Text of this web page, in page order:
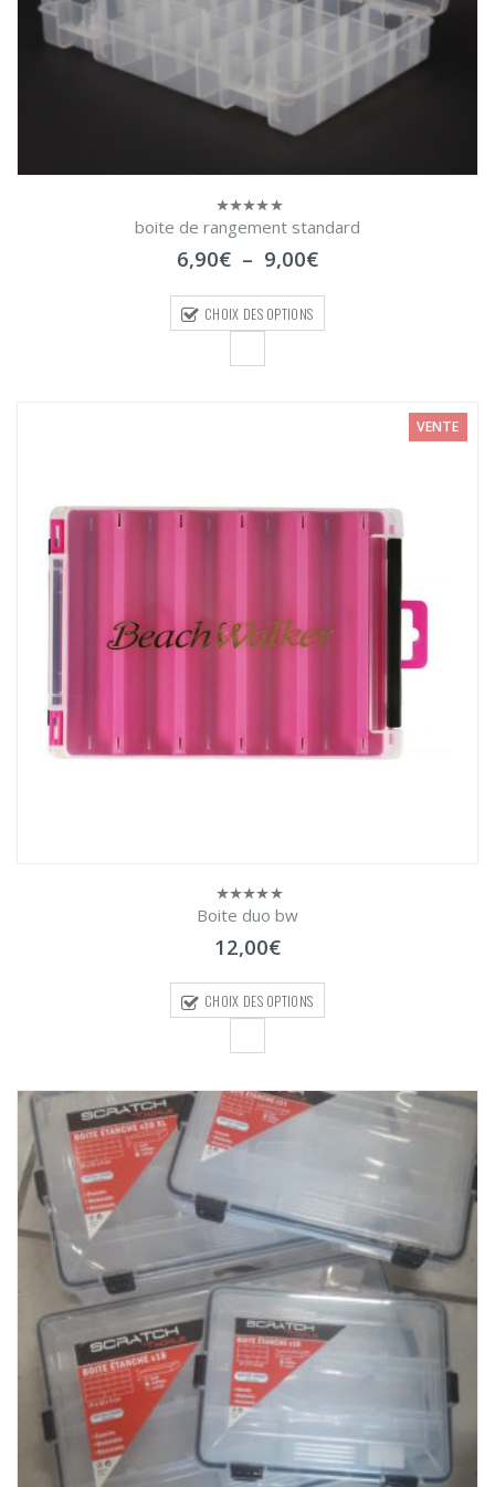
0
sur
5
boite de rangement standard
6,90€ – 9,00€Plage
prix :
à
CHOIX DES OPTIONS
VENTE
0
5
Boite duo bw
12,00€
CHOIX DES OPTIONS